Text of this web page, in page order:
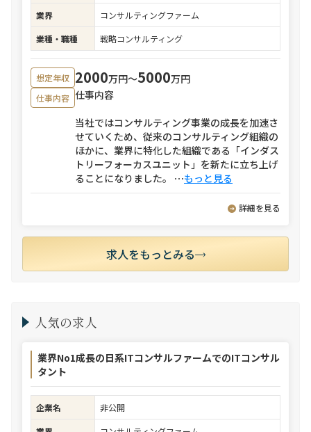
業界
コンサルティングファーム
業種・職種
戦略コンサルティング
想定年収 2000万円〜5000万円
仕事内容 仕事内容
当社ではコンサルティング事業の成長を加速さ
せていくため、従来のコンサルティング組織の
ほかに、業界に特化した組織である「インダス
トリーフォーカスユニット」を新たに立ち上げ
ることになりました。 ⋯もっと見る
詳細を見る
求人をもっとみる
人気の求人
業界No1成長の日系ITコンサルファームでのITコンサル
タント
企業名
非公開